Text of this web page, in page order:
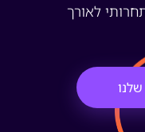
לאורך